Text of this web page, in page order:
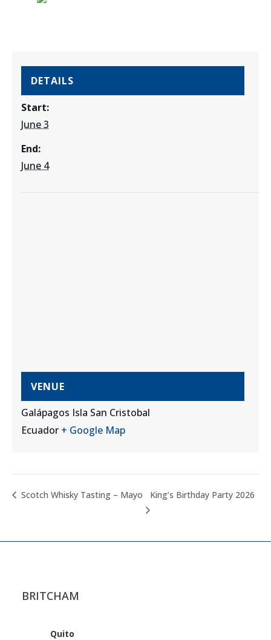
DETAILS
Start:
June 3
End:
June 4
VENUE
Galápagos Isla San Cristobal
Ecuador + Google Map
Scotch Whisky Tasting – Mayo King’s Birthday Party 2026
BRITCHAM
Quito